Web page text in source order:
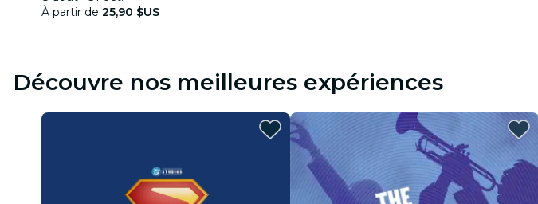
À partir de 25,90 $US
Découvre nos meilleures expériences